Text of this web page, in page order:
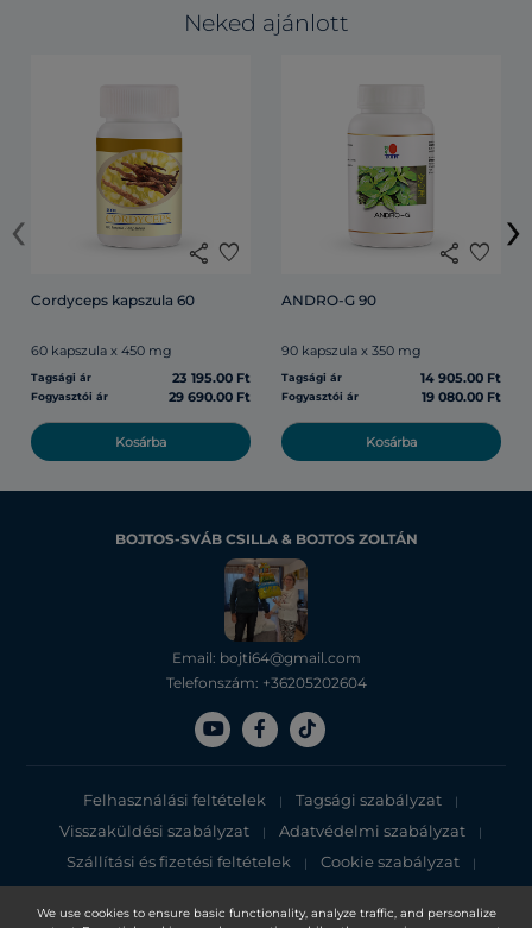
We use cookies to ensure basic functionality, analyze traffic, and personalize
Neked ajánlott
share favorite
Cordyceps kapszula 60
60 kapszula x 450 mg
Tagsági ár 23 195.00 Ft
Fogyasztói ár 29 690.00 Ft
Kosárba
share favorite
ANDRO-G 90
90 kapszula x 350 mg
Tagsági ár 14 905.00 Ft
Fogyasztói ár 19 080.00 Ft
Kosárba
‹ ›
BOJTOS-SVÁB CSILLA & BOJTOS ZOLTÁN
Email: bojti64@gmail.com
Telefonszám: +36205202604
Felhasználási feltételek | Tagsági szabályzat |
Visszaküldési szabályzat | Adatvédelmi szabályzat |
Szállítási és fizetési feltételek | Cookie szabályzat |
Adatvédelmi tájékoztató